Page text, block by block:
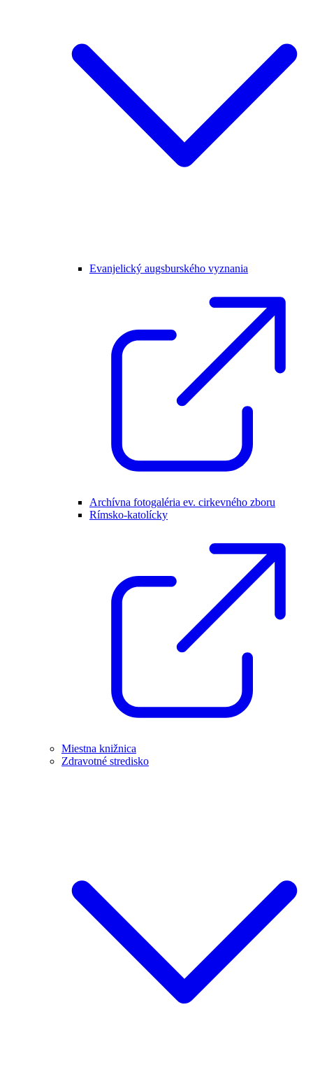
Evanjelický augsburského vyznania
Archívna fotogaléria ev. cirkevného zboru
Rímsko-katolícky
Miestna knižnica
Zdravotné stredisko